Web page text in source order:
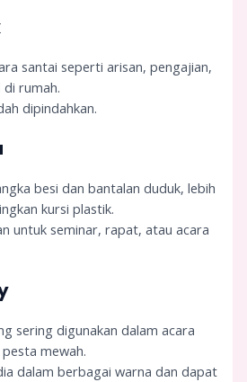
santai seperti arisan, pengajian,
rumah.
dipindahkan.
besi dan bantalan duduk, lebih
kursi plastik.
untuk seminar, rapat, atau acara
sering digunakan dalam acara
mewah.
dalam berbagai warna dan dapat